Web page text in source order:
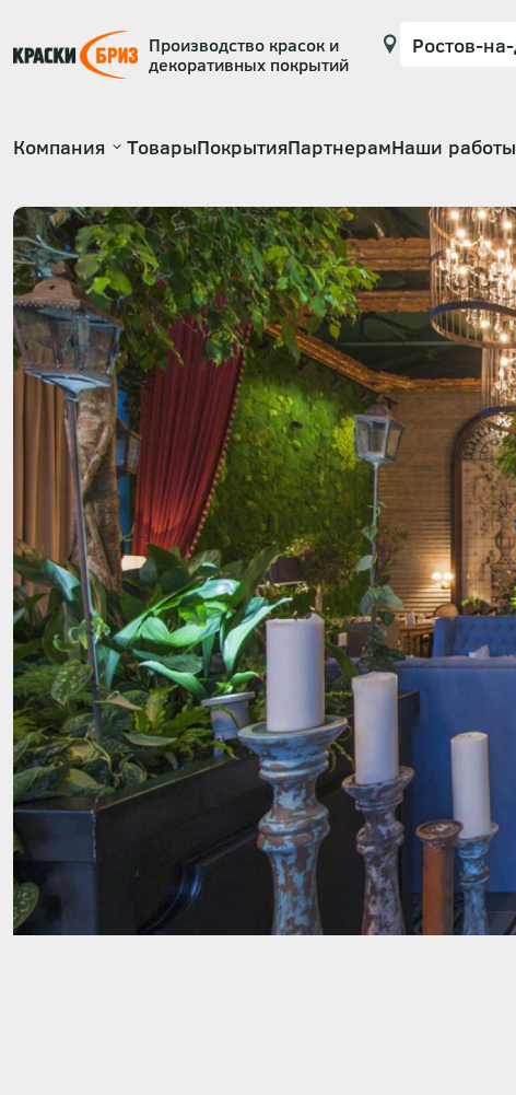
Производство красок и
декоративных покрытий
Основная
Компания ТоварыПокрытияПартнерамНаши работы